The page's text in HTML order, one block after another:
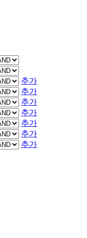
추가
추가
추가
추가
추가
추가
추가